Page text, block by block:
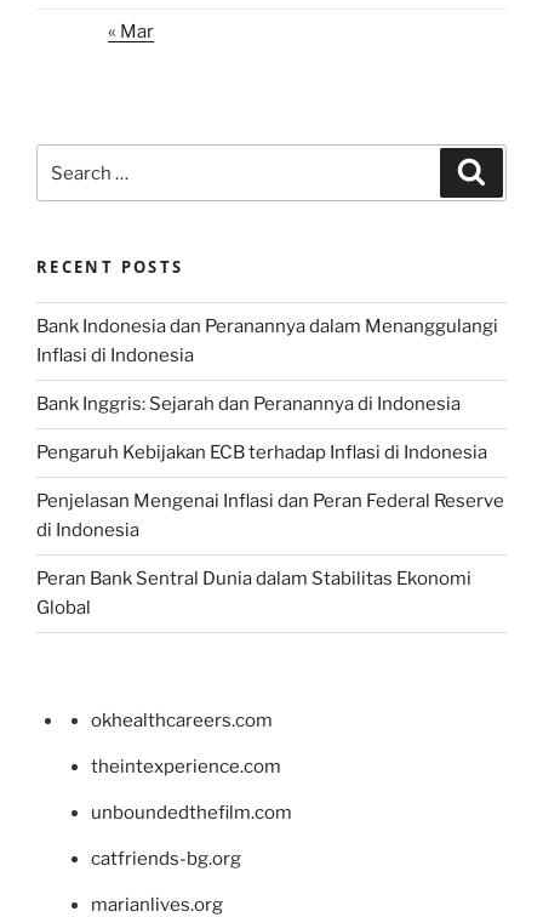
« Mar
for:
RECENT POSTS
Bank Indonesia dan Peranannya dalam Menanggulangi
Inflasi di Indonesia
Bank Inggris: Sejarah dan Peranannya di Indonesia
Pengaruh Kebijakan ECB terhadap Inflasi di Indonesia
Penjelasan Mengenai Inflasi dan Peran Federal Reserve
di Indonesia
Peran Bank Sentral Dunia dalam Stabilitas Ekonomi
Global
okhealthcareers.com
theintexperience.com
unboundedthefilm.com
catfriends-bg.org
marianlives.org